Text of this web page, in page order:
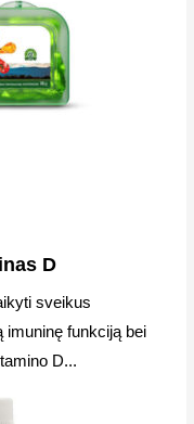
D
sveikus
imuninę funkciją bei
D...